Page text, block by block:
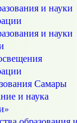
и науки
и науки
Самары
и наука